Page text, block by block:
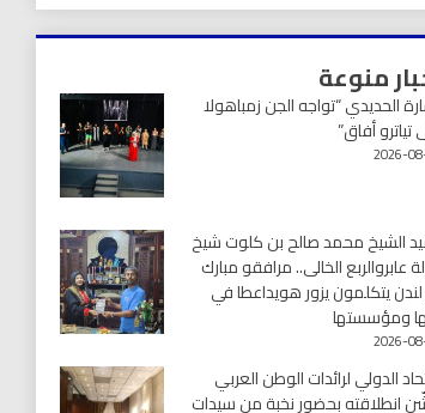
منوعة
الحديدي “تواجه الجن زمباهولا
تياترو أفاق”
2026-
الشيخ محمد صالح بن كلوت شيخ
عابروالربع الخالى.. مرافقو مبارك
يتكلمون يزور هويداعطا في
ومؤسستها
2026-
الدولي لرائدات الوطن العربي
انطلاقته بحضور نخبة من سيدات